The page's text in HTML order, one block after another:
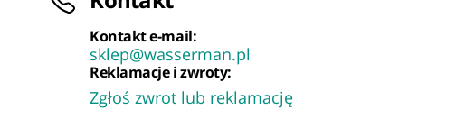
Kontakt e-mail:
sklep@wasserman.pl
Reklamacje i zwroty:
Zgłoś zwrot lub reklamację